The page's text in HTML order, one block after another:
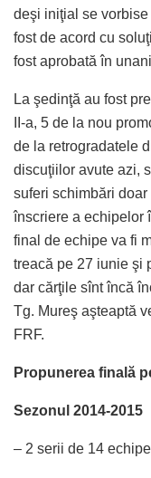
deşi iniţial se
fost de acord cu
fost aprobată în
La şedinţă au fost
II-a, 5 de la nou
de la retrogradatele
discuţiilor avute azi,
suferi schimbări
înscriere a echipelor
final de echipe va fi
treacă pe 27 iunie şi
dar cărţile sînt încă
Tg. Mureş aşteaptă
FRF.
Propunerea finală
Sezonul 2014-2015
– 2 serii de 14